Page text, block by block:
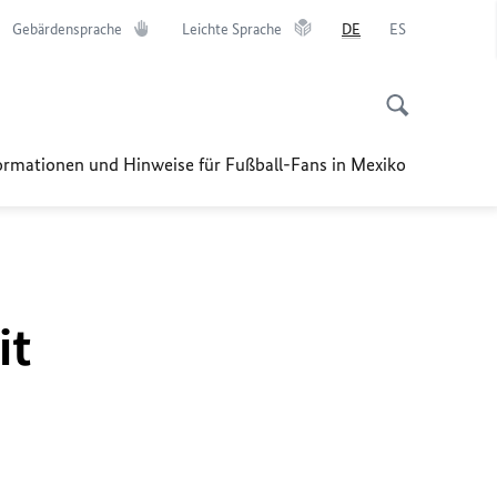
Gebärdensprache Leichte Sprache DE ES
und Hinweise für Fußball-Fans in Mexiko